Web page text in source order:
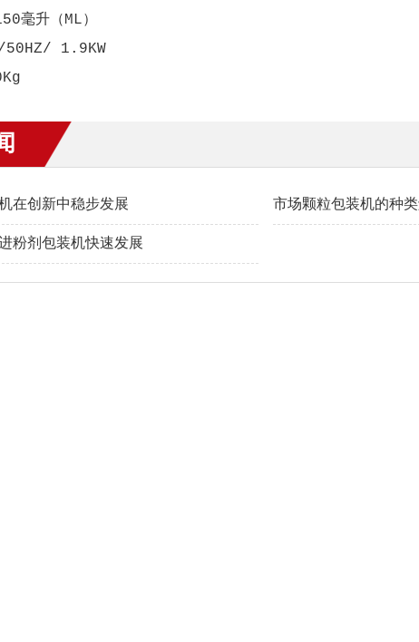
毫升（ML）
50HZ/ 1.9KW
在创新中稳步发展 市场颗粒包装机的种
粉剂包装机快速发展